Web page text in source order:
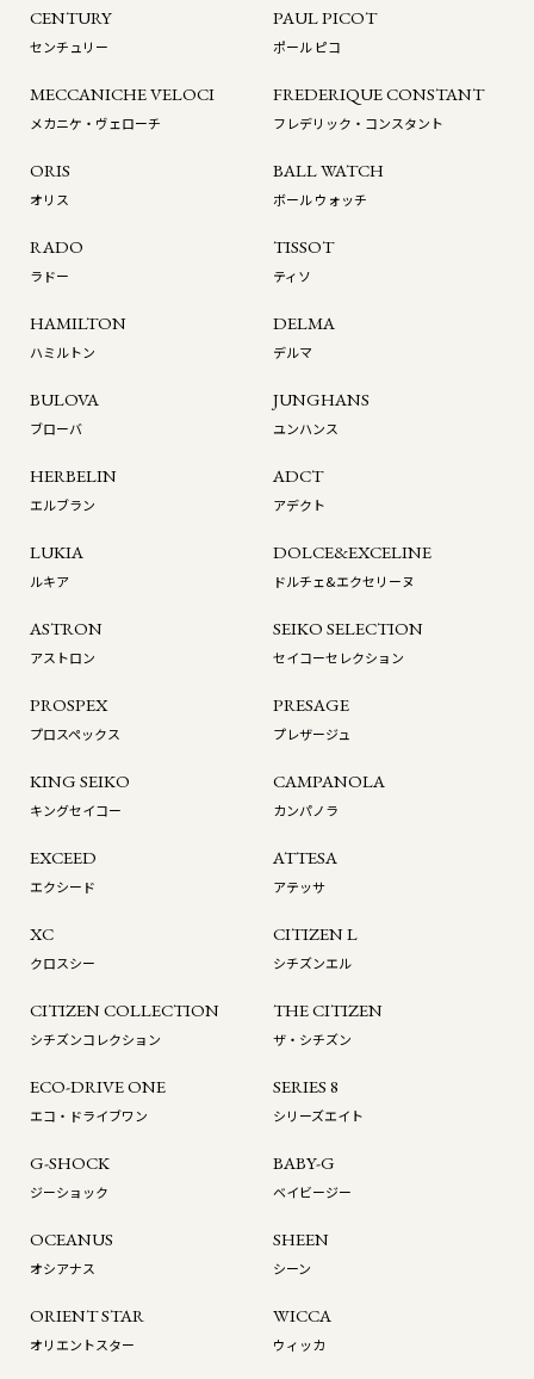
CENTURY
センチュリー
PAUL PICOT
ポール ピコ
MECCANICHE VELOCI
メカニケ・ヴェローチ
FREDERIQUE CONSTANT
フレデリック・コンスタント
ORIS
オリス
BALL WATCH
ボール ウォッチ
RADO
ラドー
TISSOT
ティソ
HAMILTON
ハミルトン
DELMA
デルマ
BULOVA
ブローバ
JUNGHANS
ユンハンス
HERBELIN
エルブラン
ADCT
アデクト
LUKIA
ルキア
DOLCE&EXCELINE
ドルチェ&エクセリーヌ
ASTRON
アストロン
SEIKO SELECTION
セイコーセレクション
PROSPEX
プロスペックス
PRESAGE
プレザージュ
KING SEIKO
キングセイコー
CAMPANOLA
カンパノラ
EXCEED
エクシード
ATTESA
アテッサ
XC
クロスシー
CITIZEN L
シチズンエル
CITIZEN COLLECTION
シチズンコレクション
THE CITIZEN
ザ・シチズン
ECO-DRIVE ONE
エコ・ドライブワン
SERIES 8
シリーズエイト
G-SHOCK
ジーショック
BABY-G
ベイビージー
OCEANUS
オシアナス
SHEEN
シーン
ORIENT STAR
オリエントスター
WICCA
ウィッカ